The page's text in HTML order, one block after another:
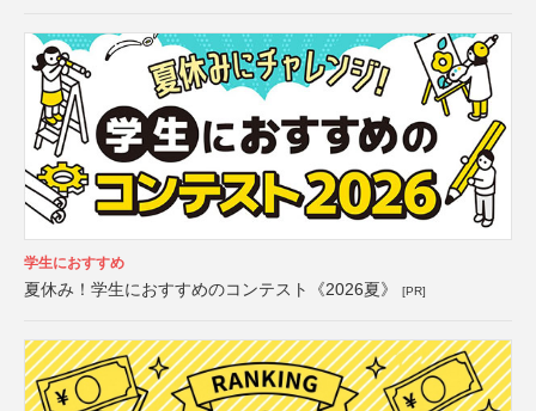
学生におすすめ
夏休み！学生におすすめのコンテスト《2026夏》 [PR]